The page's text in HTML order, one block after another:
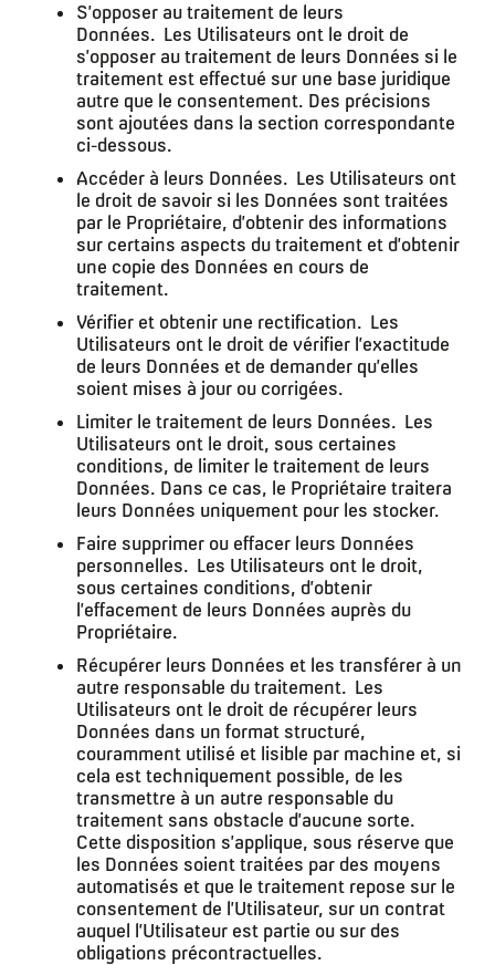
S’opposer au traitement de leurs
Données. Les Utilisateurs ont le droit de
s’opposer au traitement de leurs Données si le
traitement est effectué sur une base juridique
autre que le consentement. Des précisions
sont ajoutées dans la section correspondante
ci-dessous.
Accéder à leurs Données. Les Utilisateurs ont
le droit de savoir si les Données sont traitées
par le Propriétaire, d’obtenir des informations
sur certains aspects du traitement et d’obtenir
une copie des Données en cours de
traitement.
Vérifier et obtenir une rectification. Les
Utilisateurs ont le droit de vérifier l’exactitude
de leurs Données et de demander qu’elles
soient mises à jour ou corrigées.
Limiter le traitement de leurs Données. Les
Utilisateurs ont le droit, sous certaines
conditions, de limiter le traitement de leurs
Données. Dans ce cas, le Propriétaire traitera
leurs Données uniquement pour les stocker.
Faire supprimer ou effacer leurs Données
personnelles. Les Utilisateurs ont le droit,
sous certaines conditions, d’obtenir
l’effacement de leurs Données auprès du
Propriétaire.
Récupérer leurs Données et les transférer à un
autre responsable du traitement. Les
Utilisateurs ont le droit de récupérer leurs
Données dans un format structuré,
couramment utilisé et lisible par machine et, si
cela est techniquement possible, de les
transmettre à un autre responsable du
traitement sans obstacle d’aucune sorte.
Cette disposition s’applique, sous réserve que
les Données soient traitées par des moyens
automatisés et que le traitement repose sur le
consentement de l’Utilisateur, sur un contrat
auquel l’Utilisateur est partie ou sur des
obligations précontractuelles.